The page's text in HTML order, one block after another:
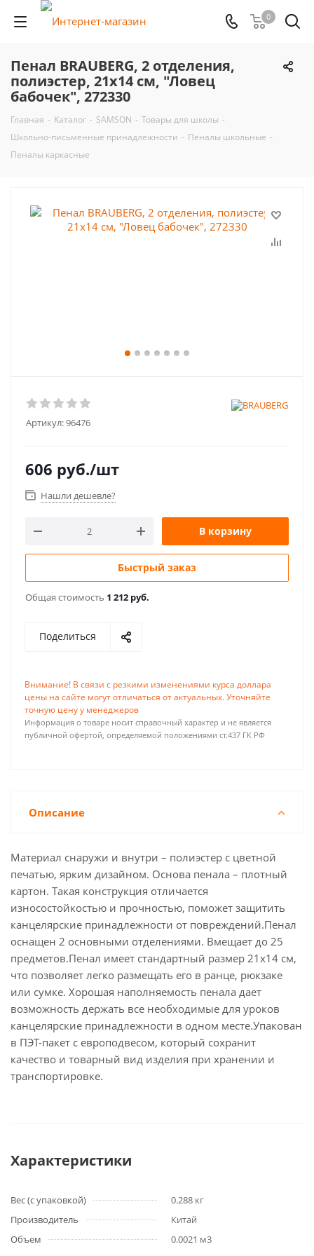
0
Пенал BRAUBERG, 2 отделения,
полиэстер, 21х14 см, "Ловец
бабочек", 272330
Главная - Каталог - SAMSON - Товары для школы -
Школьно-письменные принадлежности - Пеналы школьные -
Пеналы каркасные
Артикул:96476
606 руб./шт
Нашли дешевле?
В корзину
Быстрый заказ
Общая стоимость 1 212 руб.
Поделиться
Внимание! В связи с резкими изменениями курса доллара
цены на сайте могут отличаться от актуальных. Уточняйте
точную цену у менеджеров
Информация о товаре носит справочный характер и не является
публичной офертой, определяемой положениями ст.437 ГК РФ
Описание
Материал снаружи и внутри – полиэстер с цветной
печатью, ярким дизайном. Основа пенала – плотный
картон. Такая конструкция отличается
износостойкостью и прочностью, поможет защитить
канцелярские принадлежности от повреждений.Пенал
оснащен 2 основными отделениями. Вмещает до 25
предметов.Пенал имеет стандартный размер 21х14 см,
что позволяет легко размещать его в ранце, рюкзаке
или сумке. Хорошая наполняемость пенала дает
возможность держать все необходимые для уроков
канцелярские принадлежности в одном месте.Упакован
в ПЭТ-пакет с европодвесом, который сохранит
качество и товарный вид изделия при хранении и
транспортировке.
Характеристики
Вес (с упаковкой)
0.288 кг
Производитель
Китай
Объем
0.0021 м3